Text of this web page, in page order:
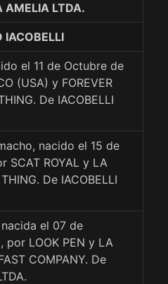
AMELIA LTDA.
IACOBELLI
el 11 de Octubre de
(USA) y FOREVER
De IACOBELLI
nacido el 15 de
SCAT ROYAL y LA
De IACOBELLI
nacida el 07 de
por LOOK PEN y LA
COMPANY. De